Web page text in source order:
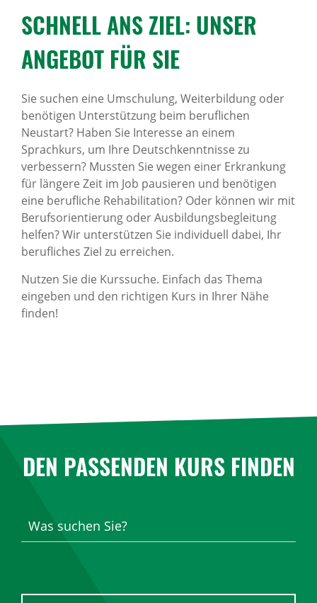
SCHNELL ANS ZIEL: UNSER
ANGEBOT FÜR SIE
Sie suchen eine Umschulung, Weiterbildung oder
benötigen Unterstützung beim beruflichen
Neustart? Haben Sie Interesse an einem
Sprachkurs, um Ihre Deutschkenntnisse zu
verbessern? Mussten Sie wegen einer Erkrankung
für längere Zeit im Job pausieren und benötigen
eine berufliche Rehabilitation? Oder können wir mit
Berufsorientierung oder Ausbildungsbegleitung
helfen? Wir unterstützen Sie individuell dabei, Ihr
berufliches Ziel zu erreichen.
Nutzen Sie die Kurssuche. Einfach das Thema
eingeben und den richtigen Kurs in Ihrer Nähe
finden!
DEN PASSENDEN KURS FINDEN